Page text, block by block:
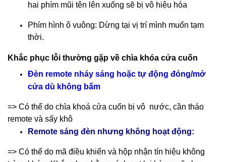
hai phím mũi tên lên xuống sẽ bị vô hiệu hóa
Phím hình ô vuông: Dừng tại vị trí mình muốn tạm
thời.
Khắc phục lỗi thường gặp về chìa khóa cửa cuốn
Đèn remote nháy sáng hoặc tự động đóng/mở
cửa dù không bấm
=> Có thể do chìa khoá cửa cuốn bị vô nước, cần tháo
remote và sấy khô
Remote sáng đèn nhưng không hoạt động:
=> Có thể do mã điều khiển và hộp nhận tín hiệu không